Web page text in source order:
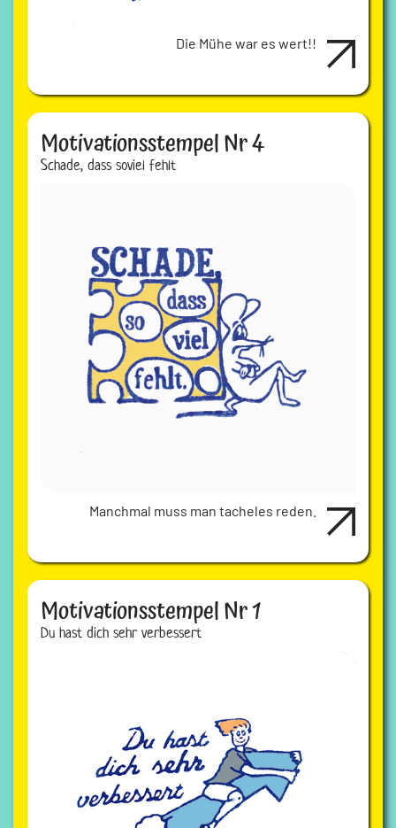
Die Mühe war es wert!!
Motivationsstempel Nr 4
Schade, dass soviel fehlt
Manchmal muss man tacheles reden.
Motivationsstempel Nr 1
Du hast dich sehr verbessert